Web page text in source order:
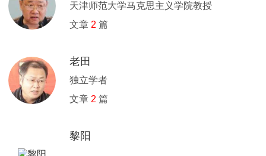
天津师范大学马克思主义学院教授
文章 2 篇
老田
独立学者
文章 2 篇
黎阳